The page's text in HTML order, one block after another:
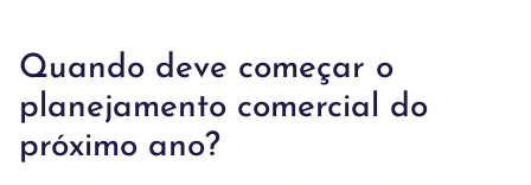
Quando deve começar o
planejamento comercial do
próximo ano?